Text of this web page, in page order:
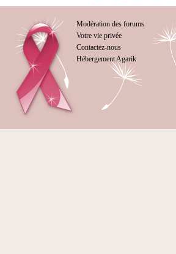
Modération des forums
Votre vie privée
Contactez-nous
Hébergement Agarik